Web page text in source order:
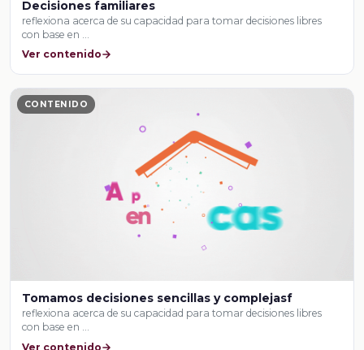
Decisiones familiares
reflexiona acerca de su capacidad para tomar decisiones libres
con base en …
Ver contenido
CONTENIDO
Tomamos decisiones sencillas y complejasf
reflexiona acerca de su capacidad para tomar decisiones libres
con base en …
Ver contenido